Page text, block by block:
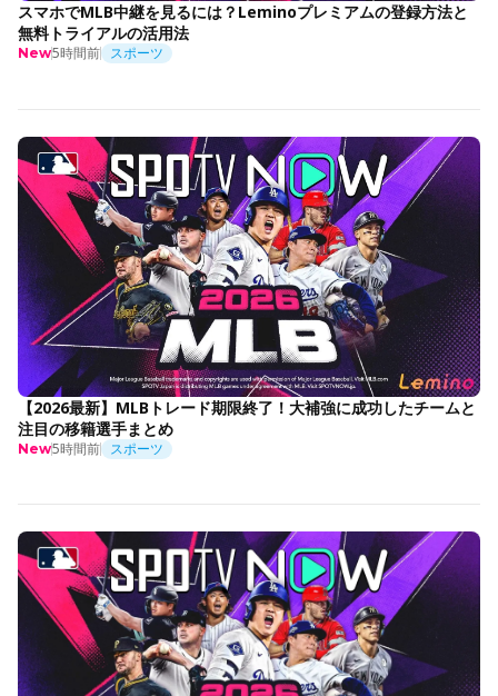
スマホでMLB中継を見るには？Leminoプレミアムの登録方法と
無料トライアルの活用法
New5時間前 スポーツ
【2026最新】MLBトレード期限終了！大補強に成功したチームと
注目の移籍選手まとめ
New5時間前 スポーツ